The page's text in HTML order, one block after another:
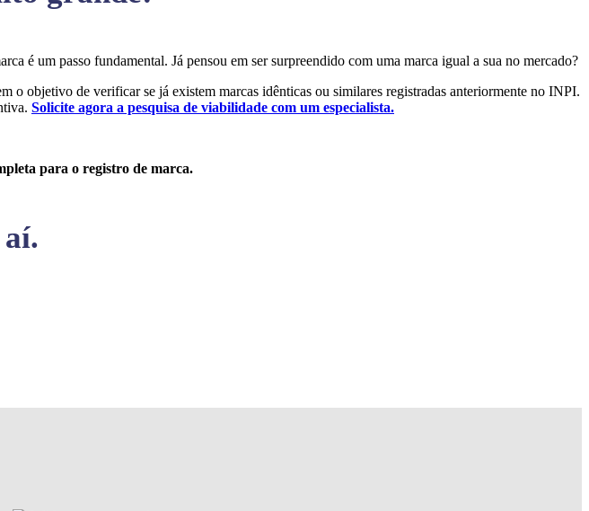
é um passo fundamental. Já pensou em ser surpreendido com uma marca igual a sua no mercado?
o objetivo de verificar se já existem marcas idênticas ou similares registradas anteriormente no INPI.
Solicite agora a pesquisa de viabilidade com um especialista.
para o registro de marca.